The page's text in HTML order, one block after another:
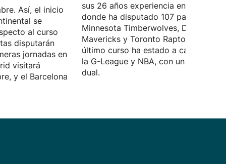
Así, el inicio
se
al curso
disputarán
jornadas en
visitará
y el Barcelona
sus 26 años experiencia en la NBA,
donde ha disputado 107 partidos con
Minnesota Timberwolves, Dallas
Mavericks y Toronto Raptors. En el
último curso ha estado a caballo
la G-League y NBA, con un contrato
dual.